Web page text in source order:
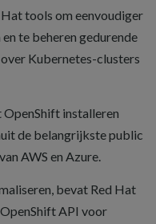
tools om eenvoudiger
te beheren gedurende
Kubernetes-clusters
OpenShift installeren
de belangrijkste public
AWS en Azure.
bevat Red Hat
API voor